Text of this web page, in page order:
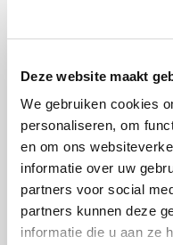
Deze website maakt
We gebruiken cookies
personaliseren, om
en om ons
informatie over uw
partners voor social
partners kunnen deze
informatie die u aan ze
Daarnaast is er ook
aanvullende
op? Hoe hoog zijn de
De toekomst
De initiatiefnemers
toekomst nog extra
willen bijvoorbeeld
uitbetaalde
rapporten